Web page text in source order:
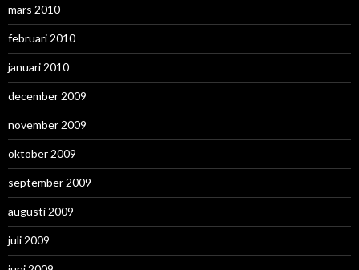
mars 2010
februari 2010
januari 2010
december 2009
november 2009
oktober 2009
september 2009
augusti 2009
juli 2009